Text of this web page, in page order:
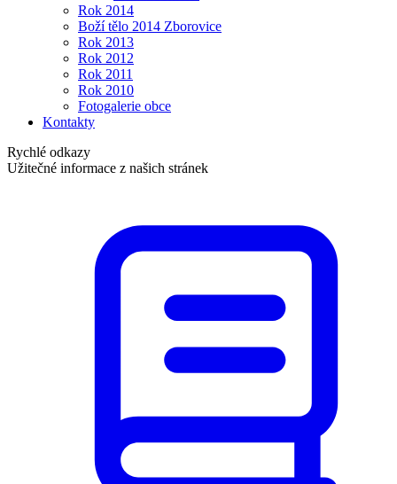
Rok 2014
Boží tělo 2014 Zborovice
Rok 2013
Rok 2012
Rok 2011
Rok 2010
Fotogalerie obce
Kontakty
Rychlé odkazy
Užitečné informace z našich stránek